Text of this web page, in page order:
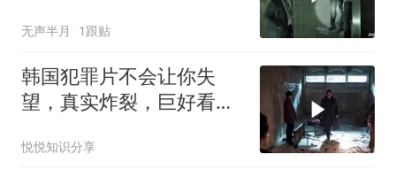
无声半月 1跟贴
韩国犯罪片不会让你失
望，真实炸裂，巨好看！
悦悦知识分享